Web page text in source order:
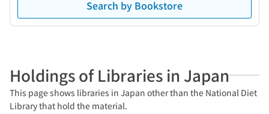
Search by Bookstore
Holdings of Libraries in Japan
This page shows libraries in Japan other than the National Diet
Library that hold the material.